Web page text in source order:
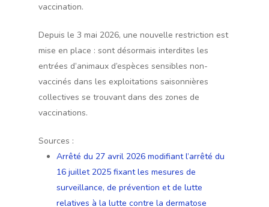
vaccination.
Depuis le 3 mai 2026, une nouvelle restriction est
mise en place : sont désormais interdites les
entrées d’animaux d’espèces sensibles non-
vaccinés dans les exploitations saisonnières
collectives se trouvant dans des zones de
vaccinations.
Sources :
Arrêté du 27 avril 2026 modifiant l’arrêté du
16 juillet 2025 fixant les mesures de
surveillance, de prévention et de lutte
relatives à la lutte contre la dermatose